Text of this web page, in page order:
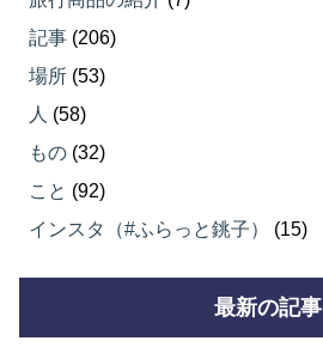
記事 (206)
場所 (53)
人 (58)
もの (32)
こと (92)
インスタ（#ふらっと銚子）
(15)
最新の記事